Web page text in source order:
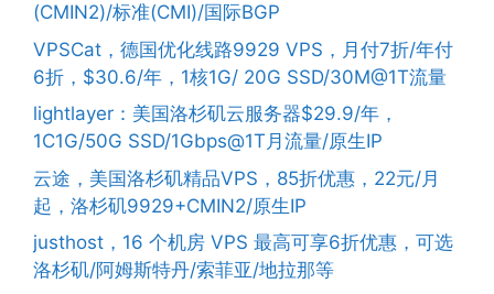
(CMIN2)/标准(CMI)/国际BGP
VPSCat，德国优化线路9929 VPS，月付7折/年付
6折，$30.6/年，1核1G/ 20G SSD/30M@1T流量
lightlayer：美国洛杉矶云服务器$29.9/年，
1C1G/50G SSD/1Gbps@1T月流量/原生IP
云途，美国洛杉矶精品VPS，85折优惠，22元/月
起，洛杉矶9929+CMIN2/原生IP
justhost，16 个机房 VPS 最高可享6折优惠，可选
洛杉矶/阿姆斯特丹/索菲亚/地拉那等